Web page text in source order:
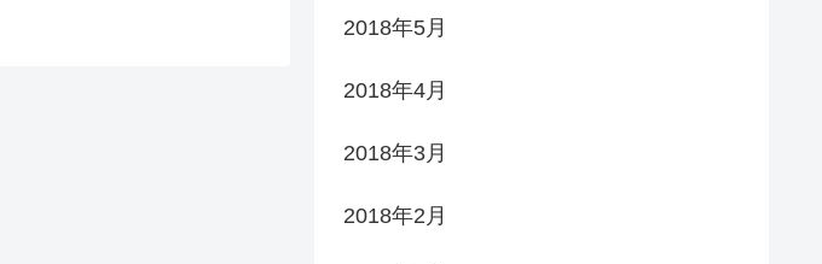
2018年5月
2018年4月
2018年3月
2018年2月